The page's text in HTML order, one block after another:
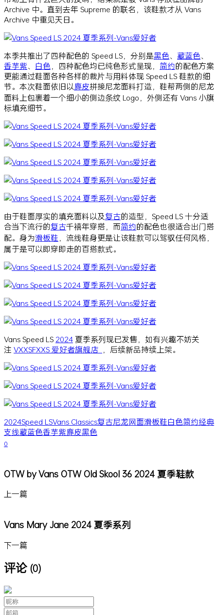
Archive 中。直到去年 Supreme 的联名，该鞋款才从 Vans
Archive 中重见天日。
本季共推出了四种配色的 Speed LS，分别是黑色、 藏蓝色、
香芋紫、 白色 ，四种配色均已纯色形式呈现， 简约的配色方案
更能通过鞋面各种各样的裁片与用料体现 Speed LS 鞋款的细
节。本次鞋面依旧以麂皮拼接尼龙面料打造，鞋帮两侧的尼龙
面料上包裹着一个细小的侧边条纹 Logo，外侧还有 Vans 小旗
标填充细节。
由于鞋面厚实的填充面料以及复古的造型，Speed LS 十分适
合当下流行的复古千禧年穿搭，而简约的配色也很适合出门搭
配。身为滑板鞋 ，流线鞋身更是让该鞋款可以驾驭任何风格，
属于是可以即穿即走的百搭款式。
Vans Speed LS 2024 夏季系列现已发售，如有兴趣不妨关
注 VXXSFXXS 爱好者旗舰店 ，后续新品持续上架。
2024Speed LSVans Classics复古尼龙网面滑板鞋白色简约经典
支线藏蓝色香芋紫麂皮黑色
0
OTW by Vans OTW Old Skool 36 2024 夏季鞋款
上一篇
Vans Mary Jane 2024 夏季系列
下一篇
评论 (0)